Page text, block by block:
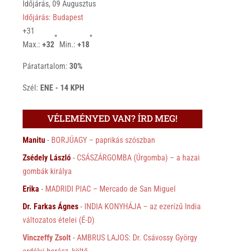
Időjárás, 09 Augusztus
Időjárás: Budapest
+31
Max.: +32
°
Min.: +18
°
Páratartalom: 30%
Szél: ENE - 14 KPH
VÉLEMÉNYED VAN? ÍRD MEG!
Manitu- BORJÚAGY – paprikás szószban
Zsédely László- CSÁSZÁRGOMBA (Úrgomba) – a hazai
gombák királya
Erika - MADRIDI PIAC – Mercado de San Miguel
Dr. Farkas Ágnes- INDIA KONYHÁJA – az ezerízű India
változatos ételei (É-D)
Vinczeffy Zsolt- AMBRUS LAJOS: Dr. Csávossy György